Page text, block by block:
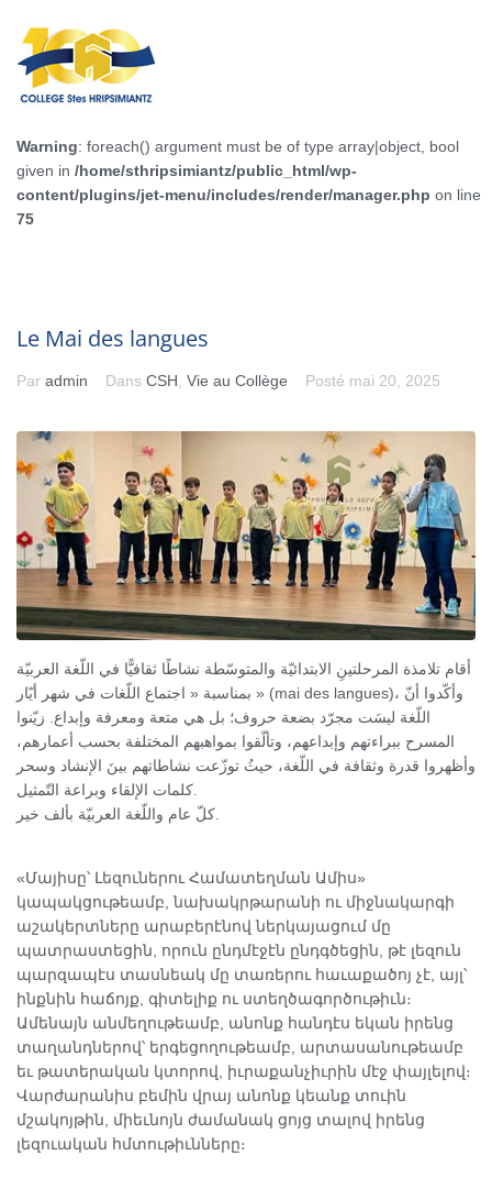
Warning: foreach() argument must be of type array|object, bool
given in /home/sthripsimiantz/public_html/wp-
content/plugins/jet-menu/includes/render/manager.php on line
75
Le Mai des langues
Par admin Dans CSH Vie au Collège Posté mai 20, 2025
أقام تلامذة المرحلتينِ الابتدائيّة والمتوسّطة نشاطًا ثقافيًّا في اللّغة العربيّة
بمناسبة « اجتماع اللّغات في شهر أيّار » (mai des langues)، وأكّدوا أنّ
اللّغة ليسَت مجرّد بضعة حروف؛ بل هي متعة ومعرفة وإبداع. زيّنوا
المسرح ببراءتهم وإبداعهم، وتألّقوا بمواهبهم المختلفة بحسب أعمارهم،
وأظهروا قدرة وثقافة في اللّغة، حيثُ توزّعت نشاطاتهم بينَ الإنشاد وسحر
«Մայիսը՝ Լեզուներու Համատեղման Ամիս»
կապակցութեամբ, նախակրթարանի ու միջնակարգի
աշակերտները արաբերէնով ներկայացում մը
պատրաստեցին, որուն ընդմէջէն ընդգծեցին, թէ լեզուն
պարզապէս տասնեակ մը տառերու հաւաքածոյ չէ, այլ՝
ինքնին հաճոյք, գիտելիք ու ստեղծագործութիւն։
Ամենայն անմեղութեամբ, անոնք հանդէս եկան իրենց
տաղանդներով՝ երգեցողութեամբ, արտասանութեամբ
եւ թատերական կտորով, իւրաքանչիւրին մէջ փայլելով։
Վարժարանիս բեմին վրայ անոնք կեանք տուին
մշակոյթին, միեւնոյն ժամանակ ցոյց տալով իրենց
լեզուական հմտութիւնները։